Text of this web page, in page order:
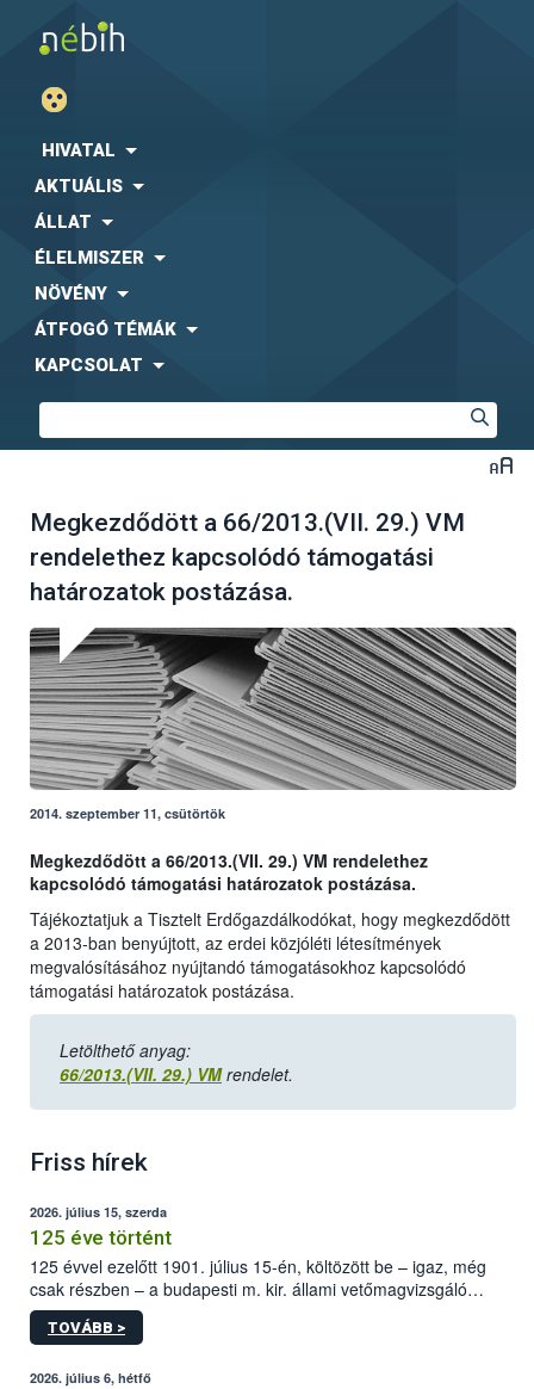
HIVATAL
AKTUÁLIS
ÁLLAT
ÉLELMISZER
NÖVÉNY
ÁTFOGÓ TÉMÁK
KAPCSOLAT
Megkezdődött a 66/2013.(VII. 29.) VM
rendelethez kapcsolódó támogatási
határozatok postázása.
2014. szeptember 11, csütörtök
Megkezdődött a 66/2013.(VII. 29.) VM rendelethez
kapcsolódó támogatási határozatok postázása.
Tájékoztatjuk a Tisztelt Erdőgazdálkodókat, hogy megkezdődött
a 2013-ban benyújtott, az erdei közjóléti létesítmények
megvalósításához nyújtandó támogatásokhoz kapcsolódó
támogatási határozatok postázása.
Letölthető anyag:
66/2013.(VII. 29.) VMrendelet.
Friss hírek
2026. július 15, szerda
125 éve történt
125 évvel ezelőtt 1901. július 15-én, költözött be – igaz, még
csak részben – a budapesti m. kir. állami vetőmagvizsgáló
állomás a Kis Rókus utca 15. szám alatti, Czigler Győző által
tervezett új épületébe.
TOVÁBB >
2026. július 6, hétfő